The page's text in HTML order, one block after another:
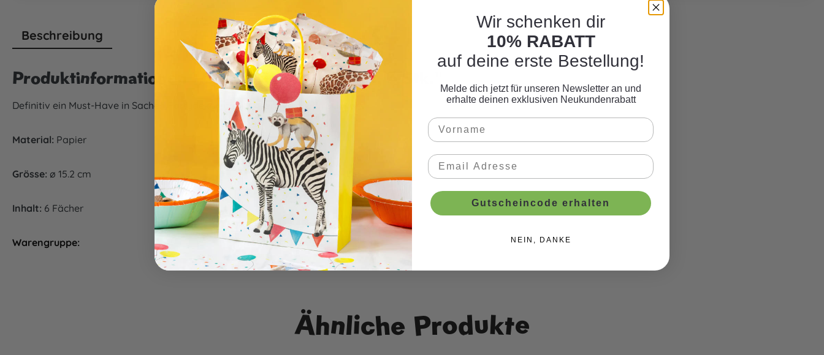
Beschreibung
Produktinformationen "Deko-Fächer schwarz, 3 Stk."
Definitiv ein Must-Have in Sachen Partydekoration: Unsere Fächer in Schwarz.
Material: Papier
Grösse: ø 15.2 cm
Inhalt: 6 Fächer
Warengruppe: Partydeko
Ähnliche Produkte
Wir schenken dir
10% RABATT
auf deine erste Bestellung!
Melde dich jetzt für unseren Newsletter an und
erhalte deinen exklusiven Neukundenrabatt
Gutscheincode erhalten
NEIN, DANKE